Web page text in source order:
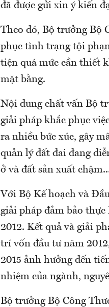
đã được gửi xin ý kiến
Theo đó, Bộ trưởng Bộ
phục tình trạng tội
tiện quá mức cần thiết
mặt bằng.
Nội dung chất vấn Bộ
giải pháp khắc phục
ra nhiều bức xúc, gây
quản lý đất đai đang
ở và đất sản xuất
Với Bộ Kế hoạch và
giải pháp đảm bảo
2012. Kết quả và giải
trí vốn đầu tư năm
2015 ảnh hưởng đến
nhiệm của ngành,
Bộ trưởng Bộ Công